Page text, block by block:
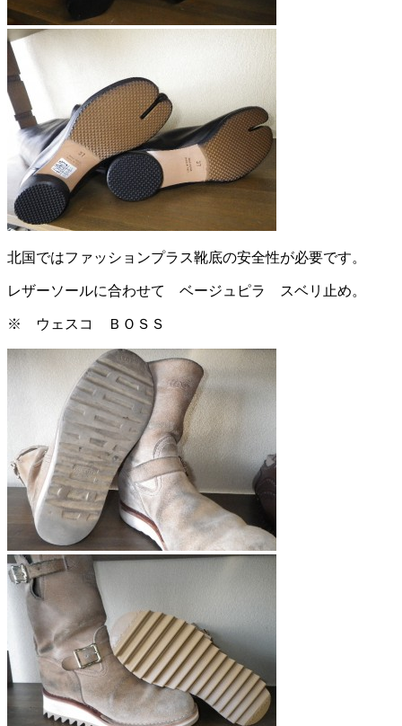
北国ではファッションプラス靴底の安全性が必要です。
レザーソールに合わせて ベージュピラ スベリ止め。
※ ウェスコ ＢＯＳＳ